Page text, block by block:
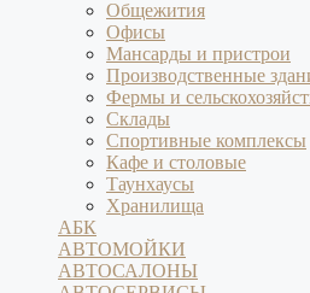
Общежития
Офисы
Мансарды и пристрои
Производственные
Фермы и
Склады
Спортивные комплексы
Кафе и столовые
Таунхаусы
Хранилища
АБК
АВТОМОЙКИ
АВТОСАЛОНЫ